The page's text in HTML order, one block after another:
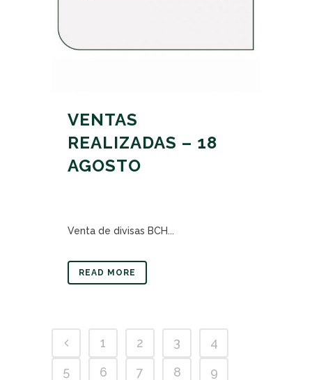
VENTAS
REALIZADAS – 18
AGOSTO
Venta de divisas BCH...
READ MORE
1 2 3
4
5
6 7 8
9